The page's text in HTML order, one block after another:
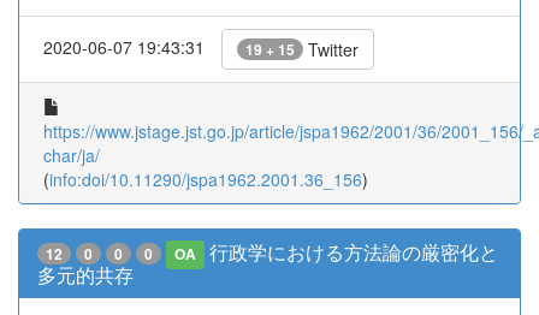
2020-06-07 19:43:31 19 + 15 Twitter
https://www.jstage.jst.go.jp/article/jspa1962/2001/36/2001_156/
char/ja/
(info:doi/10.11290/jspa1962.2001.36_156)
12 0 0 0 OA
行政学における方法論の厳密化と
多元的共存